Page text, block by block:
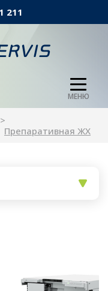
211
МЕНЮ
Препаративная ЖХ